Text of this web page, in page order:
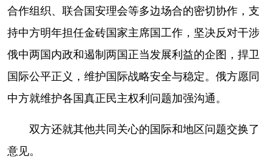
合作组织、联合国安理会等多边场合的密切协作，支
持中方明年担任金砖国家主席国工作，坚决反对干涉
俄中两国内政和遏制两国正当发展利益的企图，捍卫
国际公平正义，维护国际战略安全与稳定。俄方愿同
中方就维护各国真正民主权利问题加强沟通。
双方还就其他共同关心的国际和地区问题交换了
意见。